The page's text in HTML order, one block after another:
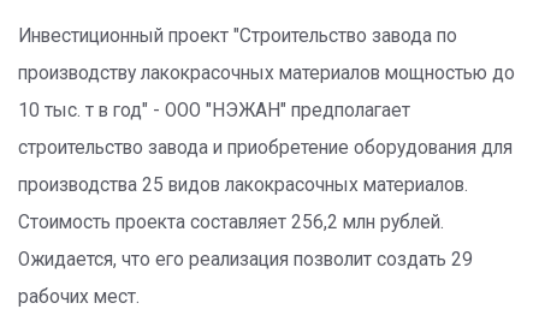
Инвестиционный проект "Строительство завода по
производству лакокрасочных материалов мощностью до
10 тыс. т в год" - ООО "НЭЖАН" предполагает
строительство завода и приобретение оборудования для
производства 25 видов лакокрасочных материалов.
Стоимость проекта составляет 256,2 млн рублей.
Ожидается, что его реализация позволит создать 29
рабочих мест.